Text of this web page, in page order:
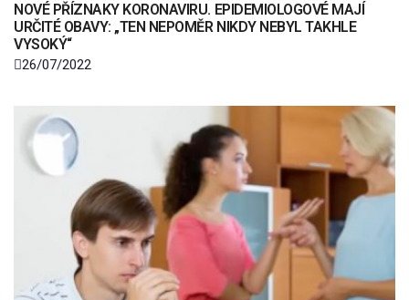
NOVÉ PŘÍZNAKY KORONAVIRU. EPIDEMIOLOGOVÉ MAJÍ
URČITÉ OBAVY: „TEN NEPOMĚR NIKDY NEBYL TAKHLE
VYSOKÝ“
26/07/2022